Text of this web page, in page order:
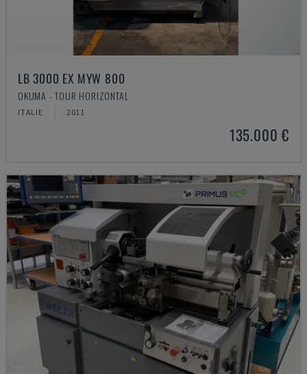
LB 3000 EX MYW 800
OKUMA - TOUR HORIZONTAL
ITALIE 2011
135.000 €